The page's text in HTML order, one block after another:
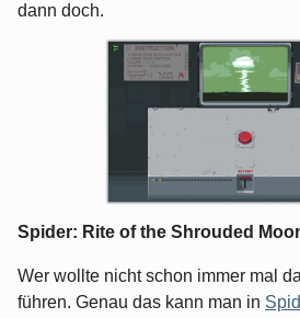
dann doch.
Spider: Rite of the Shrouded
Wer wollte nicht schon immer mal
führen. Genau das kann man in